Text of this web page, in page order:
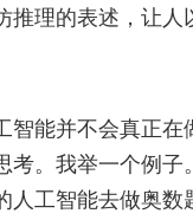
推理的表述，让人
智能并不会真正
考。我举一个例子
人工智能去做奥数